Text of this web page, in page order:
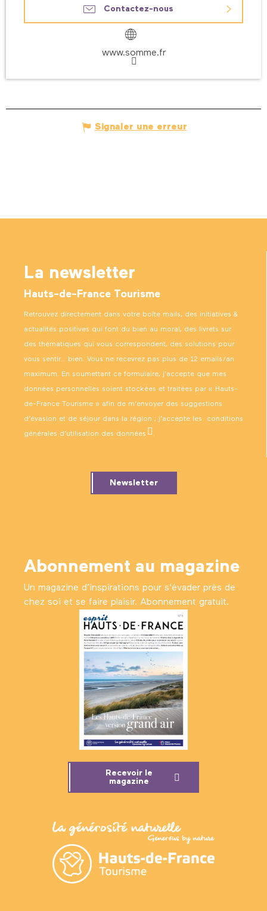
Contactez-nous
www.somme.fr
Signaler une erreur
La newsletter
Hauts-de-France Tourisme
Retrouvez directement dans votre boîte mails, des initiatives &
actualités positives qui font du bien au moral, des livrets sur
des thématiques qui vous correspondent, des solutions pour
vous sentir… bien. Vous ne recevrez pas plus de 12 emails/an
maximum. En soumettant ce formulaire, j’accepte que mes
données personnelles soient stockées et traitées par « Hauts-
de-France Tourisme » afin de m’envoyer des suggestions
d’évasion et de séjour dans la région ; j’accepte les conditions
générales d’utilisation des données .
Newsletter
Abonnement au magazine
Un magazine d’inspirations pour s'évader près de
chez soi et se faire plaisir. Abonnement gratuit.
Recevoir le
magazine